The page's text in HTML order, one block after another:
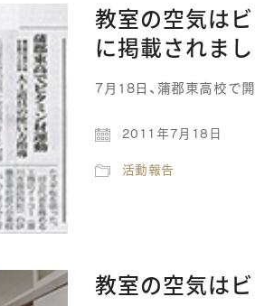
教室の空気は
に掲載されま
7月18日、蒲郡東高校で
2011年7月18日
活動報告
教室の空気は